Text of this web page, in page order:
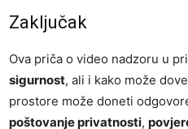
Zaključak
Ova priča o video nadzoru u
sigurnost, ali i kako može
prostore može doneti
poštovanje privatnosti,